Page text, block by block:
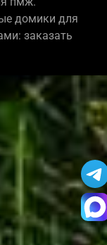
домики для
заказать